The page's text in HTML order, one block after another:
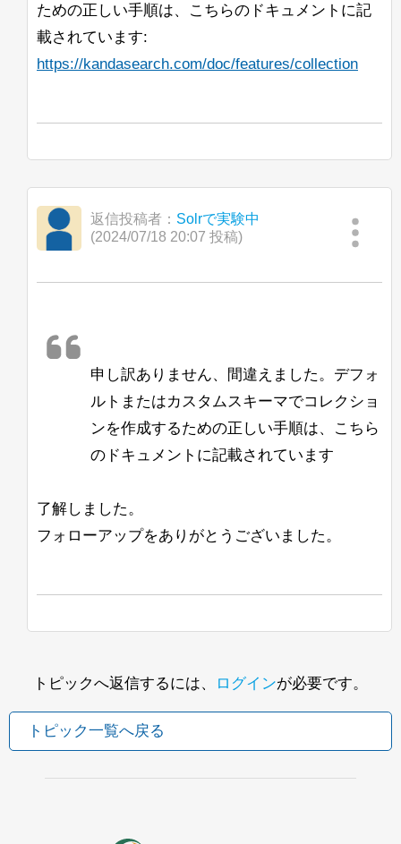
ための正しい手順は、こちらのドキュメントに記
載されています:
https://kandasearch.com/doc/features/collection
返信投稿者： Solrで実験中
(2024/07/18 20:07 投稿)
申し訳ありません、間違えました。デフォ
ルトまたはカスタムスキーマでコレクショ
ンを作成するための正しい手順は、こちら
のドキュメントに記載されています
了解しました。
フォローアップをありがとうございました。
トピックへ返信するには、 ログインが必要です。
トピック一覧へ戻る